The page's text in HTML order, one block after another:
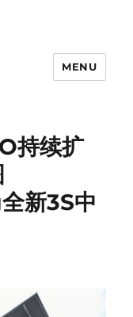
MENU
持续扩
新3S中